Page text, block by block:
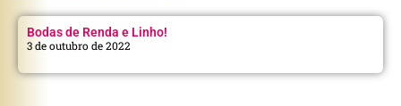
Bodas de Renda e Linho!
3 de outubro de 2022